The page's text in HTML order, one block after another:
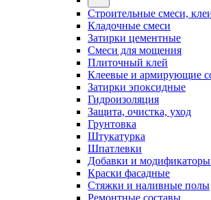
Строительные смеси,
Кладочные смеси
Затирки цементные
Смеси для мощения
Плиточный клей
Клеевые и армирующие
Затирки эпоксидные
Гидроизоляция
Защита, очистка, уход
Грунтовка
Штукатурка
Шпатлевки
Добавки и модификаторы
Краски фасадные
Стяжки и наливные полы
Ремонтные составы